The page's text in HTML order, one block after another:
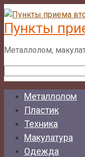
Перейти
к
контенту
Пункты
Металлолом,
Металлолом
Пластик
Техника
Макулатура
Одежда